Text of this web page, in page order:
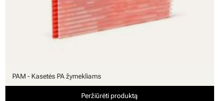
PAM - Kasetės PA žymekliams
Peržiūrėti produktą